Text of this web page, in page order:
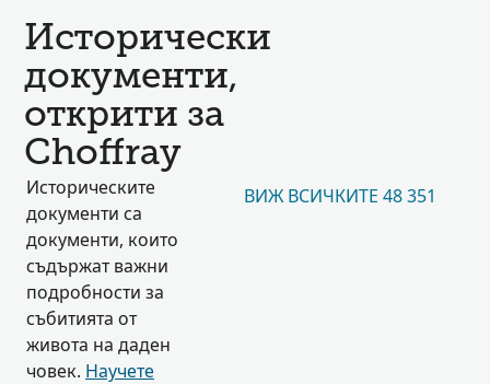
Исторически
документи,
открити за
Choffray
Историческите
документи са
документи, които
съдържат важни
подробности за
събитията от
живота на даден
човек. Научете
ВИЖ ВСИЧКИТЕ 48 351